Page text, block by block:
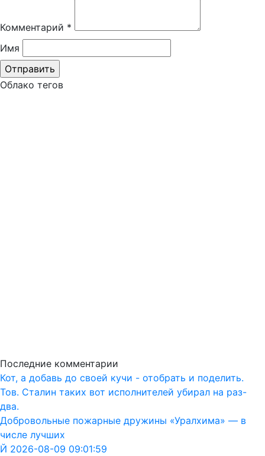
Комментарий *
Имя
Облако тегов
Последние комментарии
Кот, а добавь до своей кучи - отобрать и поделить.
Тов. Сталин таких вот исполнителей убирал на раз-
два.
Добровольные пожарные дружины «Уралхима» — в
числе лучших
Й 2026-08-09 09:01:59